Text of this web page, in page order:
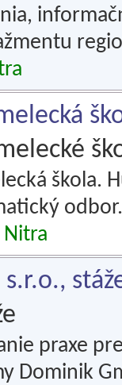
škola.
odbor.
Nitra
s.r.o.,
praxe
Dominik